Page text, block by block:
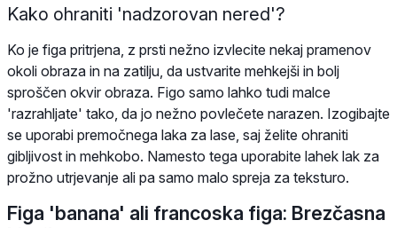
Kako ohraniti 'nadzorovan nered'?
Ko je figa pritrjena, z prsti nežno izvlecite nekaj pramenov
okoli obraza in na zatilju, da ustvarite mehkejši in bolj
sproščen okvir obraza. Figo samo lahko tudi malce
'razrahljate' tako, da jo nežno povlečete narazen. Izogibajte
se uporabi premočnega laka za lase, saj želite ohraniti
gibljivost in mehkobo. Namesto tega uporabite lahek lak za
prožno utrjevanje ali pa samo malo spreja za teksturo.
Figa 'banana' ali francoska figa: Brezčasna